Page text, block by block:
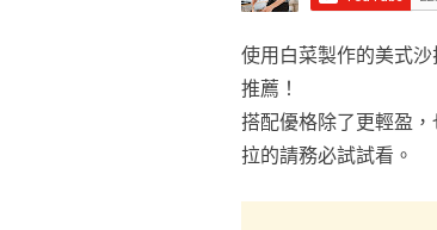
使用白菜製作的美式
推薦！
搭配優格除了更輕盈
拉的請務必試試看。